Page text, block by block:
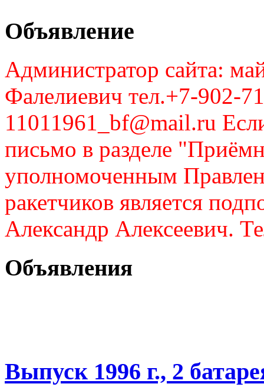
Объявление
Администратор сайта:
Фалелиевич тел.+7-902-
11011961_bf@mail.ru
письмо в разделе
уполномоченным
ракетчиков является
Александр Алексеевич.
Объявления
Выпуск 1996 г., 2